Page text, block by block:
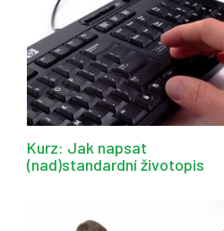
Kurz: Jak napsat
(nad)standardní životopis